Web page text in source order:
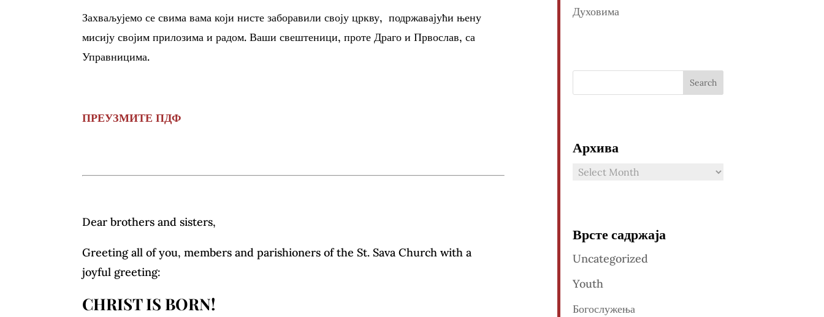
Захваљујемо се свима вама који нисте заборавили своју цркву, подржавајући њену
мисију својим прилозима и радом. Ваши свештеници, проте Драго и Првослав, са
Управницима.
ПРЕУЗМИТЕ ПДФ
Dear brothers and sisters,
Greeting all of you, members and parishioners of the St. Sava Church with a
joyful greeting:
CHRIST IS BORN!
Духовима
Архива
Архива
Врсте садржаја
Uncategorized
Youth
Богослужења